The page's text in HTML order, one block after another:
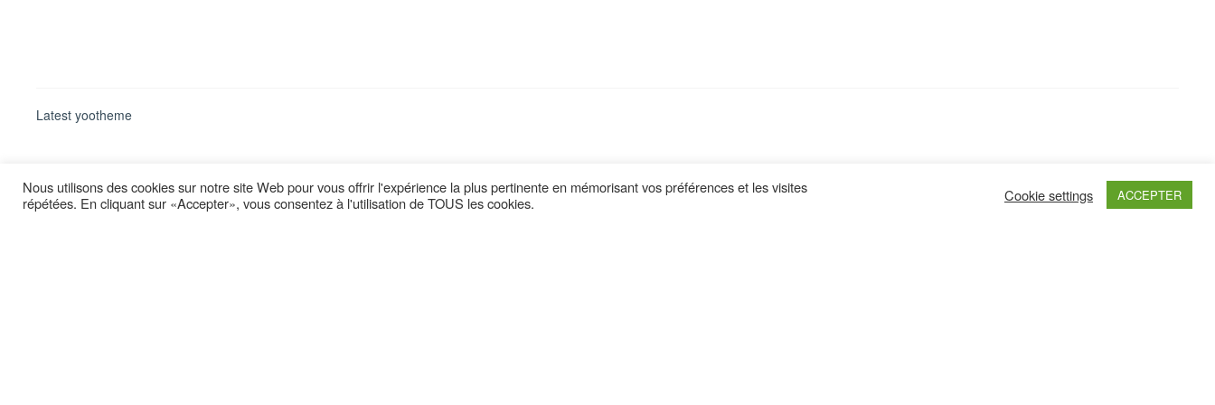
Latest yootheme
Nous utilisons des cookies sur notre site Web pour vous offrir l'expérience la plus pertinente en mémorisant vos préférences et les visites
répétées. En cliquant sur «Accepter», vous consentez à l'utilisation de TOUS les cookies.
Cookie settings ACCEPTER